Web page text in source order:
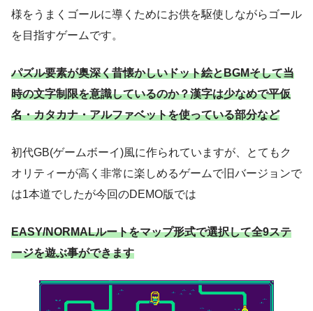
様をうまくゴールに導くためにお供を駆使しながらゴール
を目指すゲームです。
パズル要素が奥深く昔懐かしいドット絵とBGMそして当
時の文字制限を意識しているのか？漢字は少なめで平仮
名・カタカナ・アルファベットを使っている部分など
初代GB(ゲームボーイ)風に作られていますが、とてもク
オリティーが高く非常に楽しめるゲームで旧バージョンで
は1本道でしたが今回のDEMO版では
EASY/NORMALルートをマップ形式で選択して全9ステ
ージを遊ぶ事ができます